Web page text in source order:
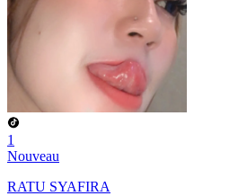
1
Nouveau
RATU SYAFIRA